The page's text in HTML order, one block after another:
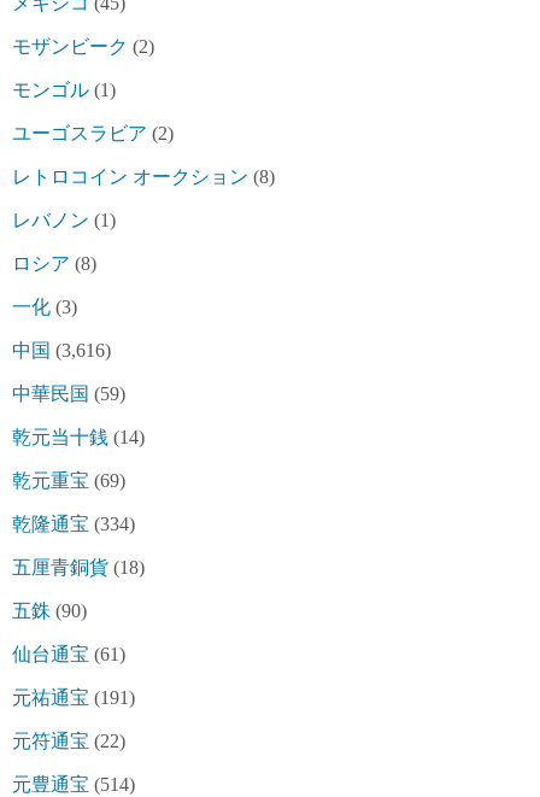
モザンビーク (2)
モンゴル (1)
ユーゴスラビア (2)
レトロコイン オークション (8)
レバノン (1)
ロシア (8)
一化 (3)
中国 (3,616)
中華民国 (59)
乾元当十銭 (14)
乾元重宝 (69)
乾隆通宝 (334)
五厘青銅貨 (18)
五銖 (90)
仙台通宝 (61)
元祐通宝 (191)
元符通宝 (22)
元豊通宝 (514)